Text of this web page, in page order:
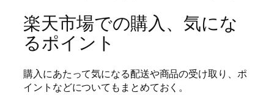
楽天市場での購入、気にな
るポイント
購入にあたって気になる配送や商品の受け取り、ポ
イントなどについてもまとめておく。